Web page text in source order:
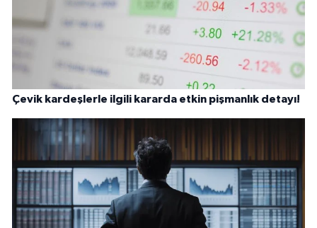
Çevik kardeşlerle ilgili kararda etkin pişmanlık detayı!